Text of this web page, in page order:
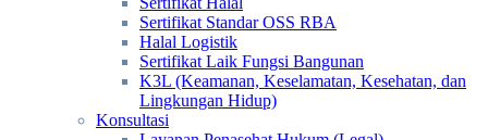
Sertifikat Standar OSS RBA
Halal Logistik
Sertifikat Laik Fungsi Bangunan
K3L (Keamanan, Keselamatan, Kesehatan, dan
Lingkungan Hidup)
Konsultasi